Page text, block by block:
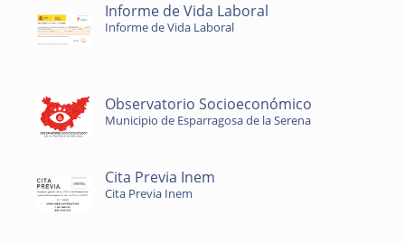
Informe de Vida Laboral
Informe de Vida Laboral
Observatorio Socioeconómico
Municipio de Esparragosa de la Serena
Cita Previa Inem
Cita Previa Inem